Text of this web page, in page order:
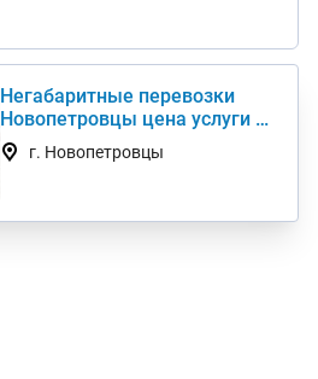
Негабаритные перевозки
Новопетровцы цена услуги и
стоимость 1 км недорого
г. Новопетровцы